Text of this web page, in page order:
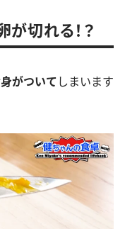
が切れる！？
がついてしまいます